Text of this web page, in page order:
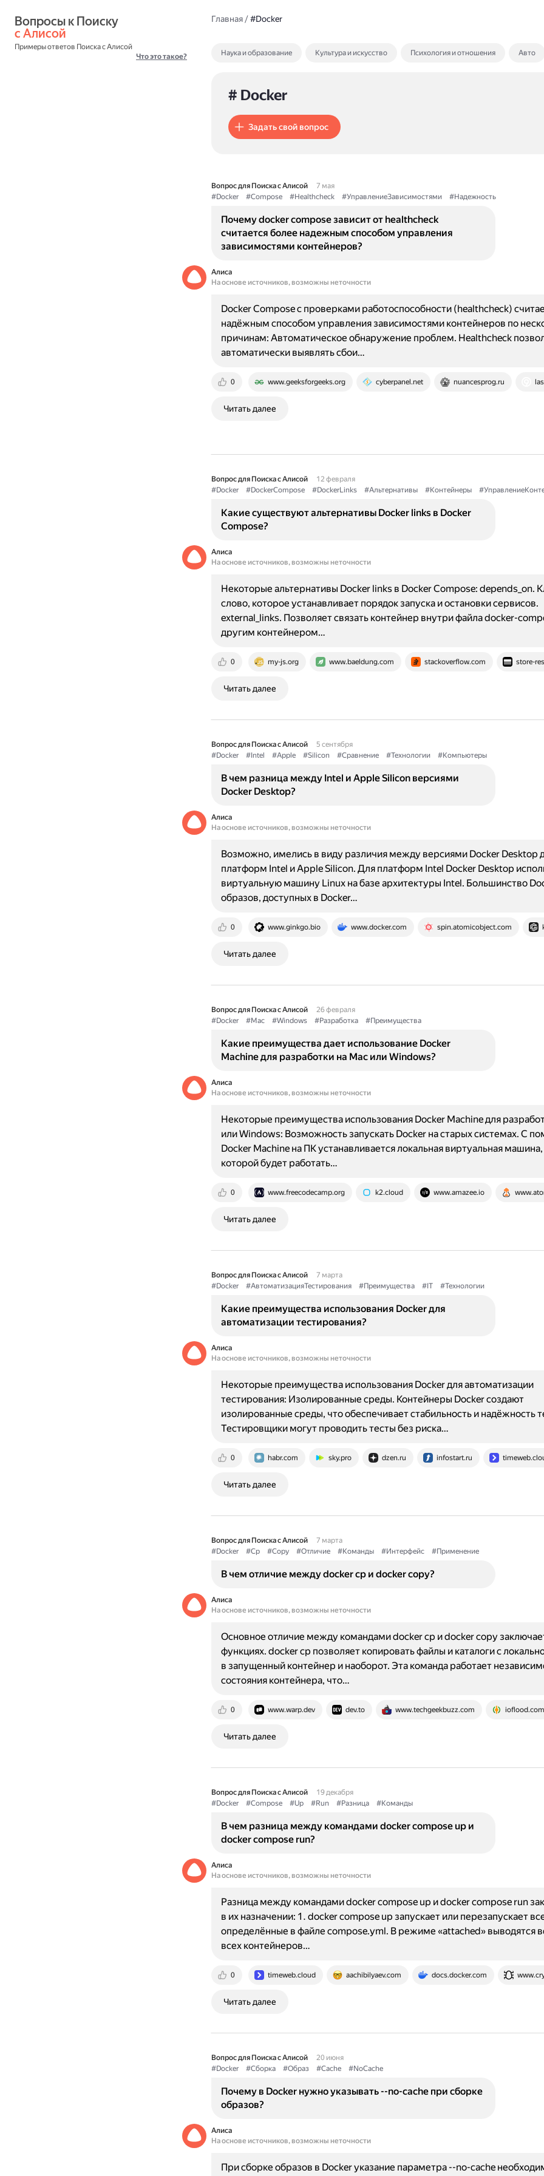
с Алисой
Примеры ответов Поиска с Алисой
Что это такое?
Главная/#Docker
Наука и образование Культура и искусство Психология и отношения Авто
# Docker
Задать свой вопрос
Вопрос для Поиска с Алисой
7 мая
#Docker
#Compose #Healthcheck #УправлениеЗависимостями #Надежность
Почему docker compose зависит от healthcheck
считается более надежным способом управления
зависимостями контейнеров?
Алиса
На основе источников, возможны неточности
0 www.geeksforgeeks.org cyberpanel.net nuancesprog.ru
Docker Compose с проверками работоспособности (healthcheck)
надёжным способом управления зависимостями контейнеров по
причинам: Автоматическое обнаружение проблем. Healthcheck
автоматически выявлять сбои…
Читать далее
Вопрос для Поиска с Алисой
12 февраля
#Docker
#DockerCompose #DockerLinks #Альтернативы #Контейнеры
Какие существуют альтернативы Docker links в Docker
Compose?
Алиса
На основе источников, возможны неточности
0 my-js.org www.baeldung.com stackoverflow.com store-
Некоторые альтернативы Docker links в Docker Compose: depends_on.
слово, которое устанавливает порядок запуска и остановки сервисов.
external_links. Позволяет связать контейнер внутри файла docker-
другим контейнером…
Читать далее
Вопрос для Поиска с Алисой
5 сентября
#Docker
#Intel #Apple #Silicon #Сравнение #Технологии #Компьютеры
В чем разница между Intel и Apple Silicon версиями
Docker Desktop?
Алиса
На основе источников, возможны неточности
0 www.ginkgo.bio www.docker.com spin.atomicobject.com
Возможно, имелись в виду различия между версиями Docker Desktop
платформ Intel и Apple Silicon. Для платформ Intel Docker Desktop
виртуальную машину Linux на базе архитектуры Intel. Большинство
образов, доступных в Docker…
Читать далее
Вопрос для Поиска с Алисой
26 февраля
#Docker
#Mac #Windows #Разработка #Преимущества
Какие преимущества дает использование Docker
Machine для разработки на Mac или Windows?
Алиса
На основе источников, возможны неточности
0 www.freecodecamp.org k2.cloud www.amazee.io
Некоторые преимущества использования Docker Machine для
или Windows: Возможность запускать Docker на старых системах. С
Docker Machine на ПК устанавливается локальная виртуальная
которой будет работать…
Читать далее
Вопрос для Поиска с Алисой
7 марта
#Docker
#АвтоматизацияТестирования #Преимущества #IT #Технологии
Какие преимущества использования Docker для
автоматизации тестирования?
Алиса
На основе источников, возможны неточности
0 habr.com sky.pro dzen.ru infostart.ru
Некоторые преимущества использования Docker для автоматизации
тестирования: Изолированные среды. Контейнеры Docker создают
изолированные среды, что обеспечивает стабильность и надёжность
Тестировщики могут проводить тесты без риска…
Читать далее
Вопрос для Поиска с Алисой
7 марта
#Docker
#Cp #Copy #Отличие #Команды #Интерфейс #Применение
В чем отличие между docker cp и docker copy?
Алиса
На основе источников, возможны неточности
0 www.warp.dev dev.to www.techgeekbuzz.com ioflood.com
Основное отличие между командами docker cp и docker copy
функциях. docker cp позволяет копировать файлы и каталоги с
в запущенный контейнер и наоборот. Эта команда работает
состояния контейнера, что…
Читать далее
Вопрос для Поиска с Алисой
19 декабря
#Docker
#Compose #Up #Run #Разница #Команды
В чем разница между командами docker compose up и
docker compose run?
Алиса
На основе источников, возможны неточности
0 timeweb.cloud aachibilyaev.com docs.docker.com
Разница между командами docker compose up и docker compose run
в их назначении: 1. docker compose up запускает или перезапускает
определённые в файле compose.yml. В режиме «attached» выводятся
всех контейнеров…
Читать далее
Вопрос для Поиска с Алисой
20 июня
#Docker
#Сборка #Образ #Cache #NoCache
Почему в Docker нужно указывать --no-cache при сборке
образов?
Алиса
На основе источников, возможны неточности
При сборке образов в Docker указание параметра --no-cache